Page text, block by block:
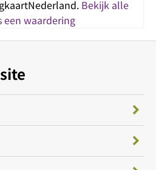
Bekijk alle
een waardering